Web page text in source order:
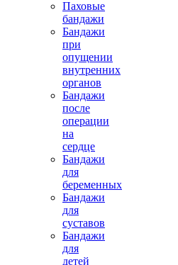
13700.00 руб.
Грудопояснично-крестцовый корсет с
реклинатором CROSSOVER
Паховые
бандажи
Бандажи
при
опущении
внутренних
органов
Бандажи
после
операции
на
сердце
Бандажи
для
беременных
Бандажи
для
суставов
Бандажи
для
детей